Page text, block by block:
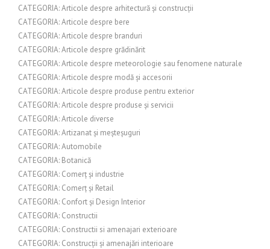
CATEGORIA: Articole despre arhitectură și construcții
CATEGORIA: Articole despre bere
CATEGORIA: Articole despre branduri
CATEGORIA: Articole despre grădinărit
CATEGORIA: Articole despre meteorologie sau fenomene naturale
CATEGORIA: Articole despre modă și accesorii
CATEGORIA: Articole despre produse pentru exterior
CATEGORIA: Articole despre produse și servicii
CATEGORIA: Articole diverse
CATEGORIA: Artizanat și meșteșuguri
CATEGORIA: Automobile
CATEGORIA: Botanică
CATEGORIA: Comerț și industrie
CATEGORIA: Comerț și Retail
CATEGORIA: Confort și Design Interior
CATEGORIA: Constructii
CATEGORIA: Constructii si amenajari exterioare
CATEGORIA: Construcții și amenajări interioare